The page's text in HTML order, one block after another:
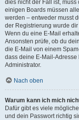
dies nicht der Fall ist,
einigen Boards müssen
werden – entweder musst
der Registrierung wurde
Wenn du eine E-Mail
Ansonsten prüfe, ob du
die E-Mail von einem
dass deine E-Mail-
Administrator.
Nach oben
Warum kann ich mich
Dafür gibt es viele
und dein Passwort richtig